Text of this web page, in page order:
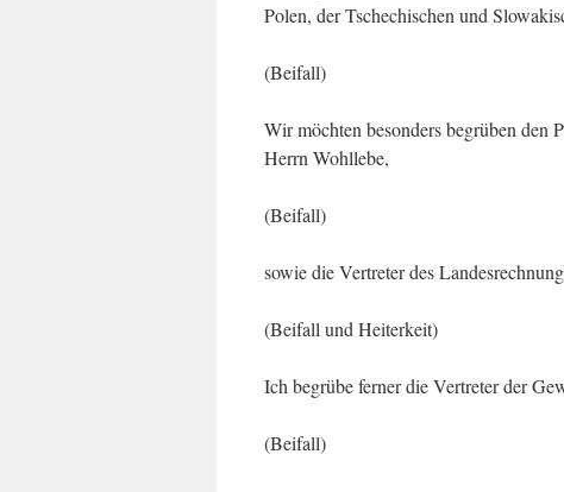
Polen, der Tschechischen und
(Beifall)
Wir möchten besonders begrüben den
Herrn Wohllebe,
(Beifall)
sowie die Vertreter des
(Beifall und Heiterkeit)
Ich begrübe ferner die Vertreter der
(Beifall)